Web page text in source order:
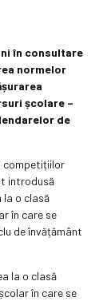
în consultare
normelor
școlare –
de
competițiilor
introdusă
o clasă
în care se
de învățământ
la o clasă
în care se